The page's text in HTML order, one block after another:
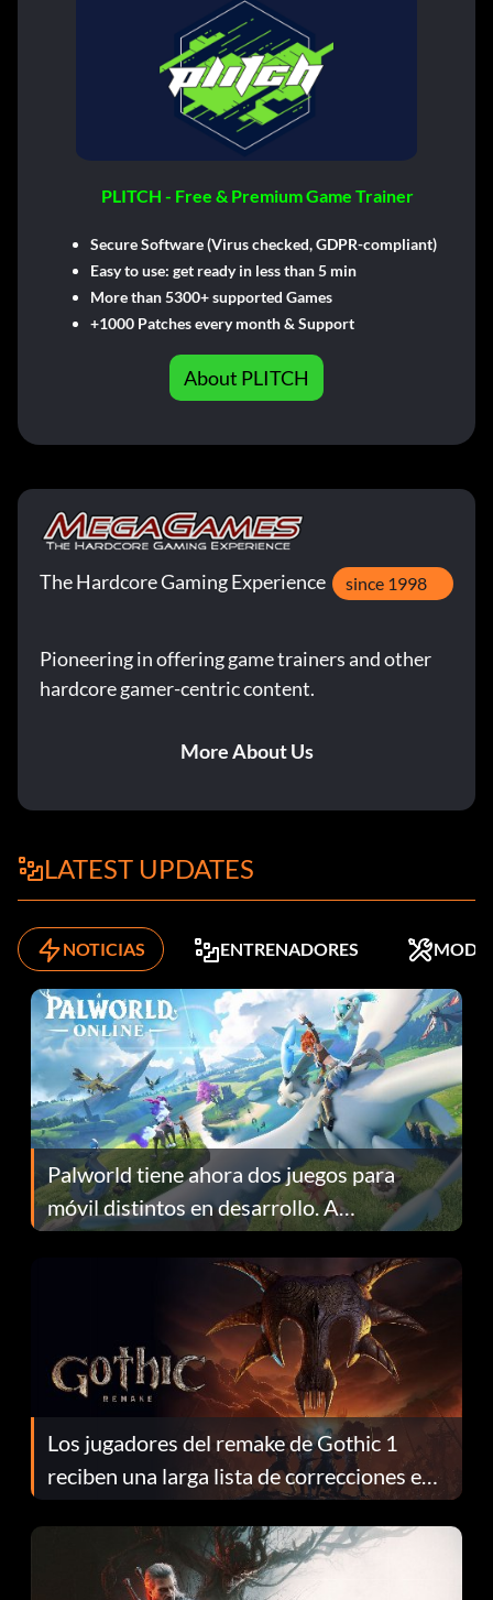
PLITCH - Free & Premium Game Trainer
Secure Software (Virus checked, GDPR-compliant)
Easy to use: get ready in less than 5 min
More than 5300+ supported Games
+1000 Patches every month & Support
About PLITCH
The Hardcore Gaming Experience since 1998
Pioneering in offering game trainers and other
hardcore gamer-centric content.
More About Us
LATEST UPDATES
NOTICIAS ENTRENADORES MODS
Palworld tiene ahora dos juegos para
móvil distintos en desarrollo. A
continuación te explicamos por qué.
Los jugadores del remake de Gothic 1
reciben una larga lista de correcciones en
el parche 1.0.4